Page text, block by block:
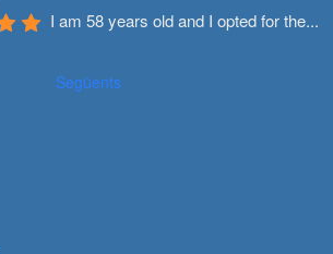
I am 58 years old and I opted for the...
Següents